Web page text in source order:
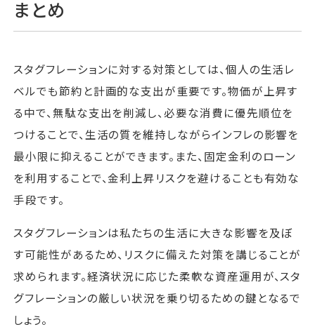
まとめ
スタグフレーションに対する対策としては、個人の生活レ
ベルでも節約と計画的な支出が重要です。物価が上昇す
る中で、無駄な支出を削減し、必要な消費に優先順位を
つけることで、生活の質を維持しながらインフレの影響を
最小限に抑えることができます。また、固定金利のローン
を利用することで、金利上昇リスクを避けることも有効な
手段です。
スタグフレーションは私たちの生活に大きな影響を及ぼ
す可能性があるため、リスクに備えた対策を講じることが
求められます。経済状況に応じた柔軟な資産運用が、スタ
グフレーションの厳しい状況を乗り切るための鍵となるで
しょう。